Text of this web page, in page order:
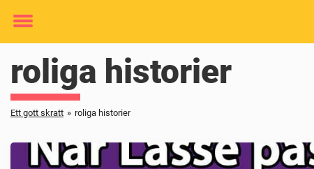
Toggle
roliga historier
Ett gott skratt » roliga historier